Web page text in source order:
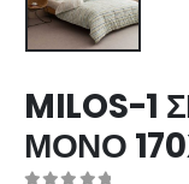
MILOS-1
ΜΟΝΟ